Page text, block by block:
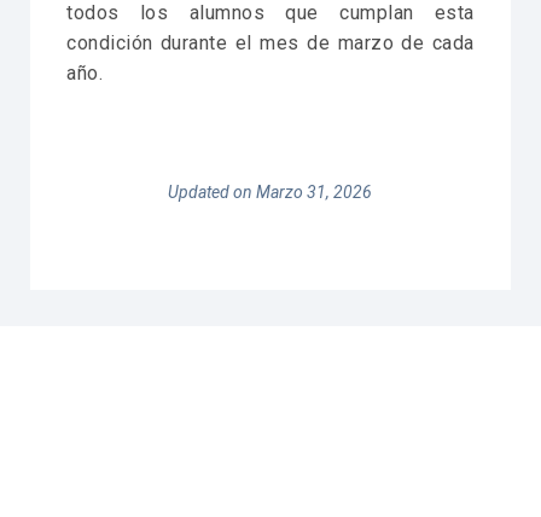
todos los alumnos que cumplan esta
condición durante el mes de marzo de cada
año.
Updated on Marzo 31, 2026